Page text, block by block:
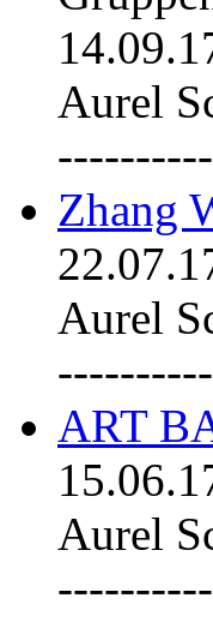
Aurel
----------
Zhang
Aurel
----------
ART
Aurel
----------